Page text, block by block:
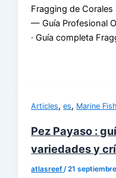
Fragging de Corales
— Guía Profesional
· Guía completa
Articles,es, Marine Fish
Pez Payaso :
variedades y
atlasreef/21